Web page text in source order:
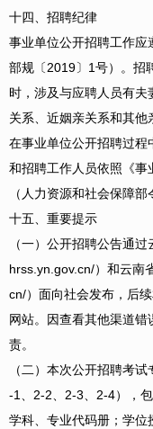
十四、招聘纪律
事业单位公开招聘工作应
部规〔2019〕1号）。招
时，涉及与应聘人员有
关系、近姻亲关系和其他
在事业单位公开招聘过程
和招聘工作人员依照《事
（人力资源和社会保障部
十五、重要提示
（一）公开招聘公告通
hrss.yn.gov.cn/）和云南
cn/）面向社会发布，后
网站。因查看其他渠道错
责。
（二）本次公开招聘考
-1、2-2、2-3、2-4），
学科、专业代码册；学